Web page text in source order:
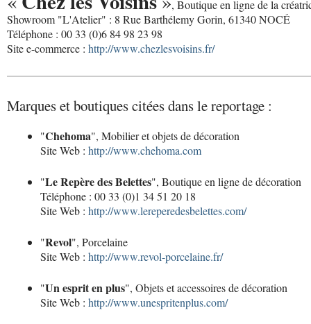
, Boutique en ligne de la
Showroom "L'Atelier" : 8 Rue Barthélemy Gorin, 61340 NOCÉ
Téléphone : 00 33 (0)6 84 98 23 98
Site e-commerce : http://www.chezlesvoisins.fr/
Marques et boutiques citées dans le reportage :
"Chehoma", Mobilier et objets de décoration
Site Web : http://www.chehoma.com
"Le Repère des Belettes", Boutique en ligne de décoration
Téléphone : 00 33 (0)1 34 51 20 18
Site Web : http://www.lereperedesbelettes.com/
"Revol", Porcelaine
Site Web : http://www.revol-porcelaine.fr/
"Un esprit en plus", Objets et accessoires de décoration
Site Web : http://www.unespritenplus.com/